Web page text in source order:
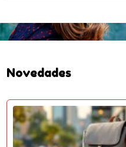
c
a
:Novedades